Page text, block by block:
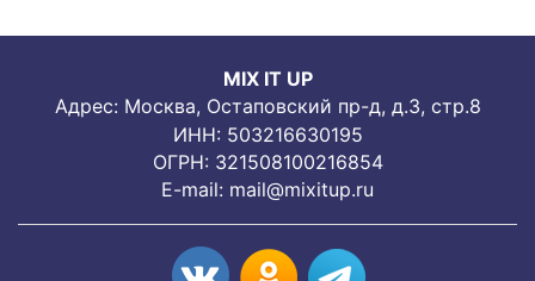
MIX IT UP
Адрес: Москва, Остаповский пр-д, д.3, стр.8
ИНН: 503216630195
ОГРН: 321508100216854
E-mail: mail@mixitup.ru